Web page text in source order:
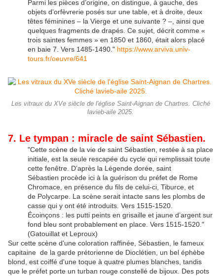
Parmi les pièces d’origine, on distingue, à gauche, des
objets d’orfèvrerie posés sur une table, et à droite, deux
têtes féminines – la Vierge et une suivante ? –, ainsi que
quelques fragments de drapés. Ce sujet, décrit comme «
trois saintes femmes » en 1850 et 1860, était alors placé
en baie 7. Vers 1485-1490." https://www.arviva.univ-
tours.fr/oeuvre/641
Les vitraux du XVe siècle de l'église Saint-Aignan de Chartres. Cliché
lavieb-aile 2025.
7. Le tympan : miracle de saint Sébastien.
"Cette scène de la vie de saint Sébastien, restée à sa place
initiale, est la seule rescapée du cycle qui remplissait toute
cette fenêtre. D’après la Légende dorée, saint
Sébastien procède ici à la guérison du préfet de Rome
Chromace, en présence du fils de celui-ci, Tiburce, et
de Polycarpe. La scène serait intacte sans les plombs de
casse qui y ont été introduits. Vers 1515-1520.
Écoinçons : les putti peints en grisaille et jaune d’argent sur
fond bleu sont probablement en place. Vers 1515-1520."
(Gatouillat et Leproux)
Sur cette scène d'une coloration raffinée, Sébastien, le fameux
capitaine de la garde prétorienne de Dioclétien, un bel éphèbe
blond, est coiffé d'une toque à quatre plumes blanches, tandis
que le préfet porte un turban rouge constellé de bijoux. Des pots